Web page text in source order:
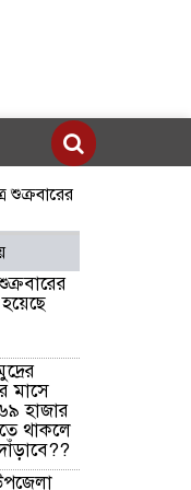
কেন এতো গুরুত্ব
মাসে
হাজার
থাকলে